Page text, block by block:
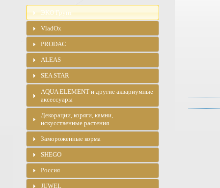
ЭKO Грунт
VladOx
PRODAC
ALEAS
SEA STAR
AQUA ELEMENT и другие аквариумные
аксессуары
Декорации, коряги, камни,
искусственные растения
Замороженные корма
SHEGO
Россия
JUWEL